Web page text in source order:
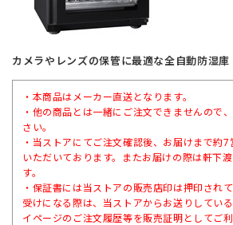
カメラやレンズの保管に最適な全自動防湿庫
・本商品はメーカー直送となります。
・他の商品とは一緒にご注文できませんので
さい。
・当ストアにてご注文確認後、お届けまで約
いただいております。またお届けの際は軒下
す。
・保証書には当ストアの販売店印は押印され
受けになる際は、当ストアからお送りしてい
イページのご注文履歴等を販売証明としてご利